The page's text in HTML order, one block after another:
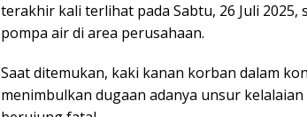
terakhir kali terlihat pada Sabtu, 26 Juli
pompa air di area perusahaan.
Saat ditemukan, kaki kanan korban dalam
menimbulkan dugaan adanya unsur